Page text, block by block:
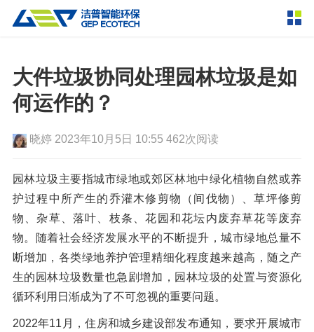
双轴撕碎机 单轴撕碎机
垃圾破袋机 移动式撕碎站
粉碎设备
环锤式粉碎机 鼓式粉碎机
轮胎钢丝分离机 通用型粉碎机
破碎设备
反击式破碎机 颚式破碎机
圆锥破碎机 立轴冲击式破碎机
重型锤式破碎机
挤压成型设备
RDF成型机 生物质颗粒机
液压打包机
成套机组
封闭式破碎系统
橡胶破胶机组
分选分离设备
风选机 滚筒筛
解决方案
服务支持
新闻资讯
走进洁普
联系我们
大件垃圾协同处理园林垃圾是如
何运作的？
晓婷 2023年10月5日 10:55 462次阅读
园林垃圾主要指城市绿地或郊区林地中绿化植物自然或养
护过程中所产生的乔灌木修剪物（间伐物）、草坪修剪
物、杂草、落叶、枝条、花园和花坛内废弃草花等废弃
物。随着社会经济发展水平的不断提升，城市绿地总量不
断增加，各类绿地养护管理精细化程度越来越高，随之产
生的园林垃圾数量也急剧增加，园林垃圾的处置与资源化
循环利用日渐成为了不可忽视的重要问题。
2022年11月，住房和城乡建设部发布通知，要求开展城市